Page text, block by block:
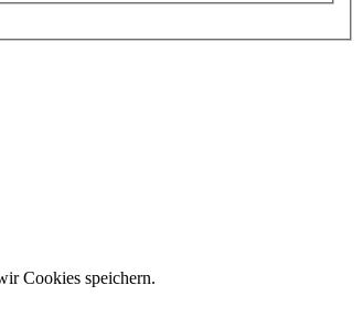
Cookies speichern.